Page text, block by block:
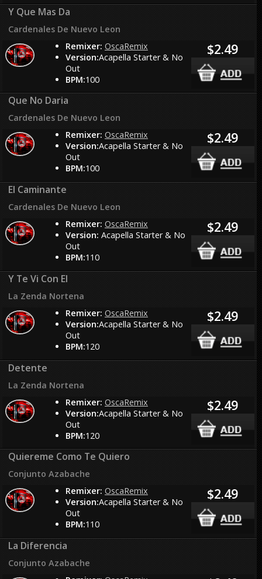
Y Que Mas Da
Cardenales De Nuevo Leon
Remixer: OscaRemix
Version:Acapella Starter & No
Out
BPM:100
$2.49
Que No Daria
Cardenales De Nuevo Leon
Remixer: OscaRemix
Version:Acapella Starter & No
Out
BPM:100
$2.49
El Caminante
Cardenales De Nuevo Leon
Remixer: OscaRemix
Version: Acapella Starter & No
Out
BPM:110
$2.49
Y Te Vi Con El
La Zenda Nortena
Remixer: OscaRemix
Version:Acapella Starter & No
Out
BPM:120
$2.49
Detente
La Zenda Nortena
Remixer: OscaRemix
Version:Acapella Starter & No
Out
BPM:120
$2.49
Quiereme Como Te Quiero
Conjunto Azabache
Remixer: OscaRemix
Version:Acapella Starter & No
Out
BPM:110
$2.49
La Diferencia
Conjunto Azabache